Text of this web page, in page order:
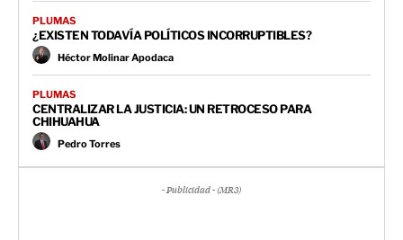
PLUMAS
¿EXISTEN TODAVÍA POLÍTICOS INCORRUPTIBLES?
Héctor Molinar Apodaca
PLUMAS
CENTRALIZAR LA JUSTICIA: UN RETROCESO PARA
CHIHUAHUA
Pedro Torres
- Publicidad - (MR3)